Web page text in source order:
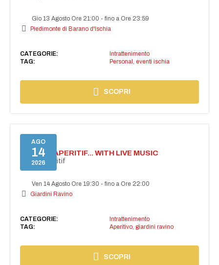
Gio 13 Agosto Ore 21:00 -fino a Ore 23:59
Piedimonte di Barano d'Ischia
CATEGORIE:
Intrattenimento
TAG:
Personal eventi ischia
SCOPRI
AGO
14
2026
SECRET APERITIF... WITH LIVE MUSIC
Secret aperitif
Ven 14 Agosto Ore 19:30 -fino a Ore 22:00
Giardini Ravino
CATEGORIE:
Intrattenimento
TAG:
Aperitivo, giardini ravino
SCOPRI